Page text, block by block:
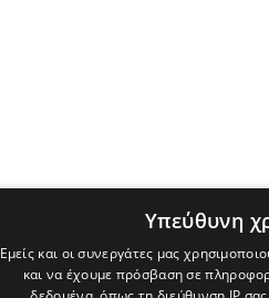
Υπεύθυνη
Εμείς και οι συνεργάτες μας
και να έχουμε πρόσβαση σε